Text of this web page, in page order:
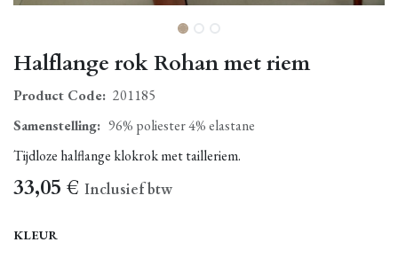
Halflange rok Rohan met riem
Product Code: 201185
Samenstelling: 96% poliester 4% elastane
Tijdloze halflange klokrok met tailleriem.
33,05 € Inclusief btw
KLEUR